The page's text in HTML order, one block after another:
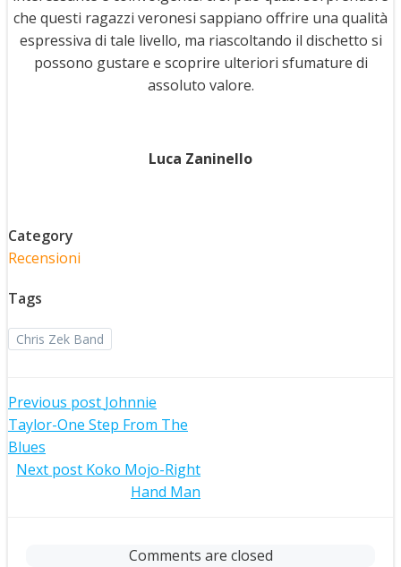
che questi ragazzi veronesi sappiano offrire una qualità
espressiva di tale livello, ma riascoltando il dischetto si
possono gustare e scoprire ulteriori sfumature di
assoluto valore.
Luca Zaninello
Category
Recensioni
Tags
Chris Zek Band
Post
navigation
Previous post Johnnie
Taylor-One Step From The
Blues
Post
Next post Koko Mojo-Right
Hand Man
Comments are closed